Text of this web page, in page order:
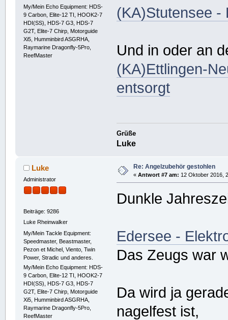
My/Mein Echo Equipment: HDS-
9 Carbon, Elite-12 TI, HOOK2-7
HDI(SS), HDS-7 G3, HDS-7
G2T, Elite-7 Chirp, Motorguide
Xi5, Humminbird ASGRHA,
Raymarine Dragonfly-5Pro,
ReefMaster
(KA)Stutensee -
Und in oder an
(KA)Ettlingen-
entsorgt
Grüße
Luke
Luke
Administrator
Beiträge: 9286
Luke Rheinwalker
My/Mein Tackle Equipment:
Speedmaster, Beastmaster,
Pezon et Michel, Viento, Twin
Power, Stradic und anderes.
My/Mein Echo Equipment: HDS-
9 Carbon, Elite-12 TI, HOOK2-7
HDI(SS), HDS-7 G3, HDS-7
G2T, Elite-7 Chirp, Motorguide
Xi5, Humminbird ASGRHA,
Raymarine Dragonfly-5Pro,
ReefMaster
Re: Angelzubehör gestohlen
« Antwort #7 am: 12 Oktober 2016,
Dunkle
Edersee -
Das Zeugs war
Da wird ja
nagelfest ist,